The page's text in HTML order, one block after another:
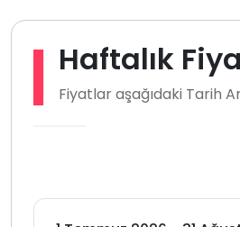
Haftalık
Fiyatlar aşağıdaki Tarih